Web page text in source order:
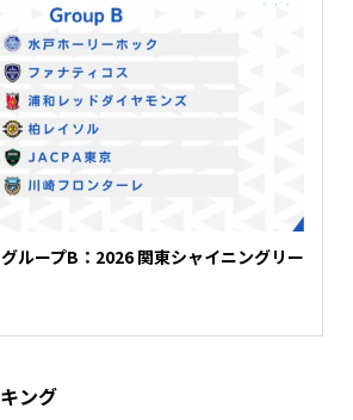
ループB：2026 関東シャイニングリー
ング